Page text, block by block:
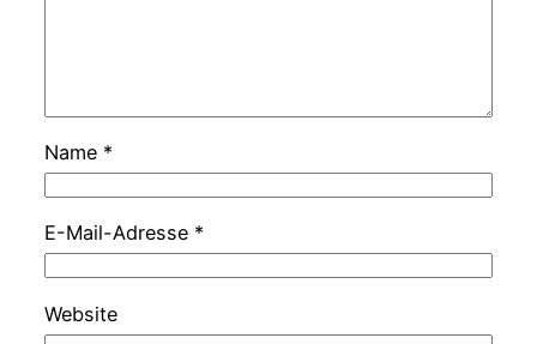
Name *
E-Mail-Adresse *
Website